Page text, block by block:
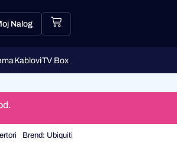
Nalog
KabloviTV Box
Brend: Ubiquiti